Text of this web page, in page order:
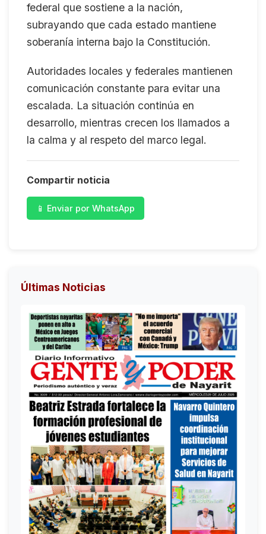
federal que sostiene a la nación,
subrayando que cada estado mantiene
soberanía interna bajo la Constitución.
Autoridades locales y federales mantienen
comunicación constante para evitar una
escalada. La situación continúa en
desarrollo, mientras crecen los llamados a
la calma y al respeto del marco legal.
Compartir noticia
📱 Enviar por WhatsApp
Últimas Noticias